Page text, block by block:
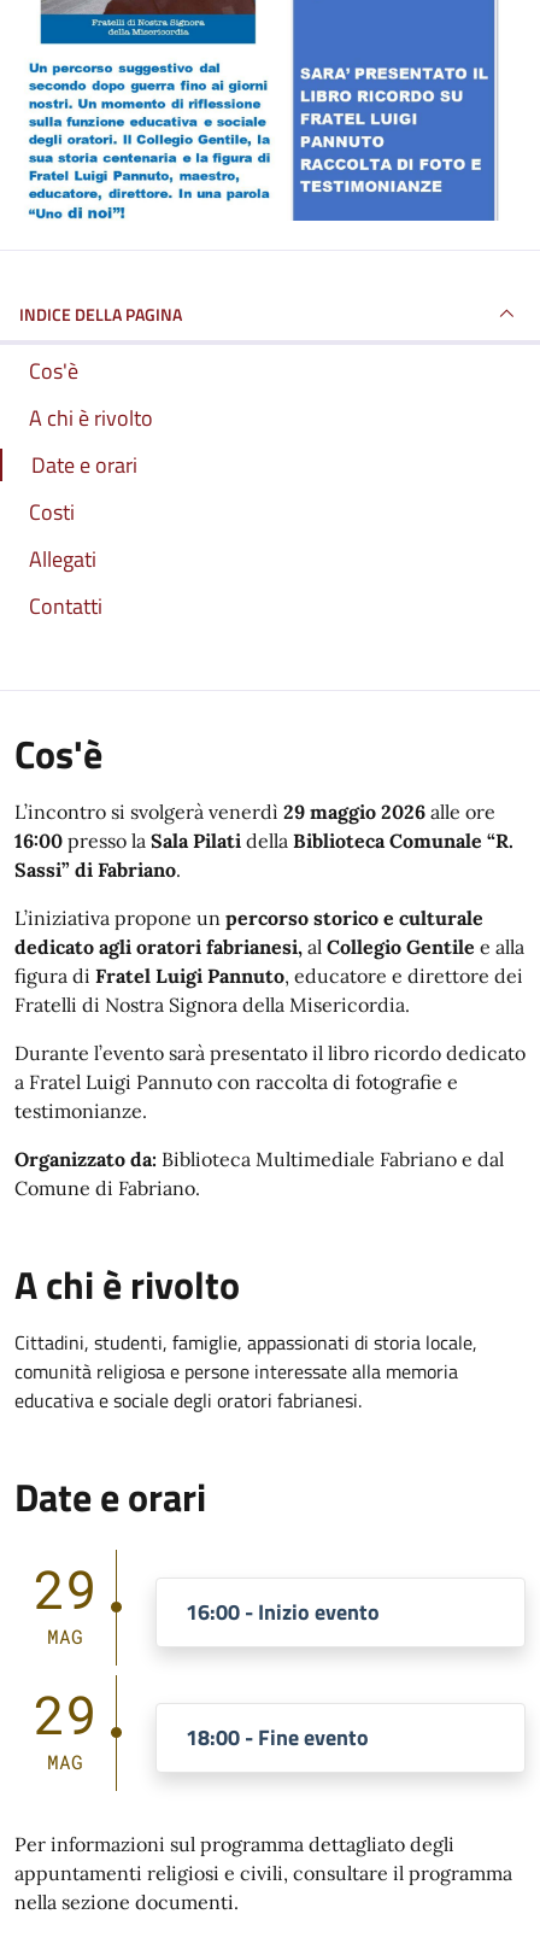
INDICE DELLA PAGINA
Cos'è
A chi è rivolto
Date e orari
Costi
Allegati
Contatti
Cos'è
L’incontro si svolgerà venerdì 29 maggio 2026 alle ore
16:00 presso la Sala Pilati della Biblioteca Comunale “R.
Sassi” di Fabriano.
L’iniziativa propone un percorso storico e culturale
dedicato agli oratori fabrianesi, al Collegio Gentile e alla
figura di Fratel Luigi Pannuto, educatore e direttore dei
Fratelli di Nostra Signora della Misericordia.
Durante l’evento sarà presentato il libro ricordo dedicato
a Fratel Luigi Pannuto con raccolta di fotografie e
testimonianze.
Organizzato da: Biblioteca Multimediale Fabriano e dal
Comune di Fabriano.
A chi è rivolto
Cittadini, studenti, famiglie, appassionati di storia locale,
comunità religiosa e persone interessate alla memoria
educativa e sociale degli oratori fabrianesi.
Date e orari
29
MAG
16:00 - Inizio evento
29
MAG
18:00 - Fine evento
Per informazioni sul programma dettagliato degli
appuntamenti religiosi e civili, consultare il programma
nella sezione documenti.